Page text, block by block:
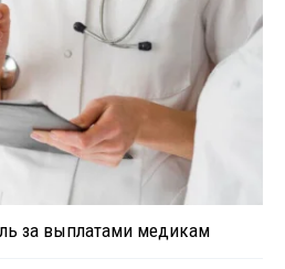
за выплатами медикам